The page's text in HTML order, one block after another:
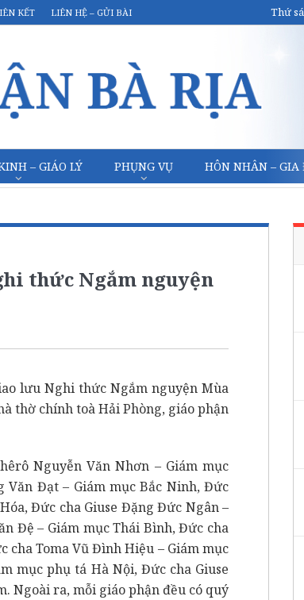
KẾT LIÊN HỆ – GỬI BÀI Thứ
– GIÁO LÝ PHỤNG VỤ HÔN NHÂN –
thức Ngắm nguyện
lưu Nghi thức Ngắm nguyện Mùa
thờ chính toà Hải Phòng, giáo phận
Nguyễn Văn Nhơn – Giám mục
Văn Đạt – Giám mục Bắc Ninh, Đức
Đức cha Giuse Đặng Đức Ngân –
Đệ – Giám mục Thái Bình, Đức cha
cha Toma Vũ Đình Hiệu – Giám mục
mục phụ tá Hà Nội, Đức cha Giuse
Ngoài ra, mỗi giáo phận đều có quý